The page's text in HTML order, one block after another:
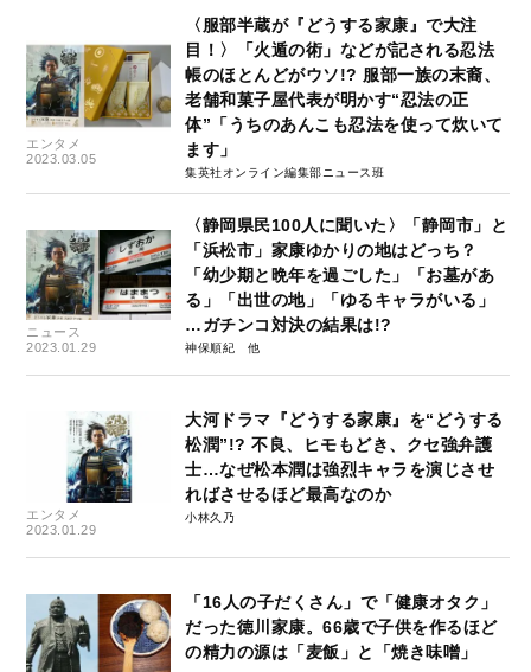
エンタメ
2023.03.05
〈服部半蔵が『どうする家康』で大注
目！〉「火遁の術」などが記される忍法
帳のほとんどがウソ!? 服部一族の末裔、
老舗和菓子屋代表が明かす“忍法の正
体”「うちのあんこも忍法を使って炊いて
ます」
集英社オンライン編集部ニュース班
ニュース
2023.01.29
〈静岡県民100人に聞いた〉「静岡市」と
「浜松市」家康ゆかりの地はどっち？
「幼少期と晩年を過ごした」「お墓があ
る」「出世の地」「ゆるキャラがいる」
…ガチンコ対決の結果は!?
神保順紀
エンタメ
2023.01.29
大河ドラマ『どうする家康』を“どうする
松潤”!? 不良、ヒモもどき、クセ強弁護
士…なぜ松本潤は強烈キャラを演じさせ
ればさせるほど最高なのか
小林久乃
「16人の子だくさん」で「健康オタク」
だった徳川家康。66歳で子供を作るほど
の精力の源は「麦飯」と「焼き味噌」